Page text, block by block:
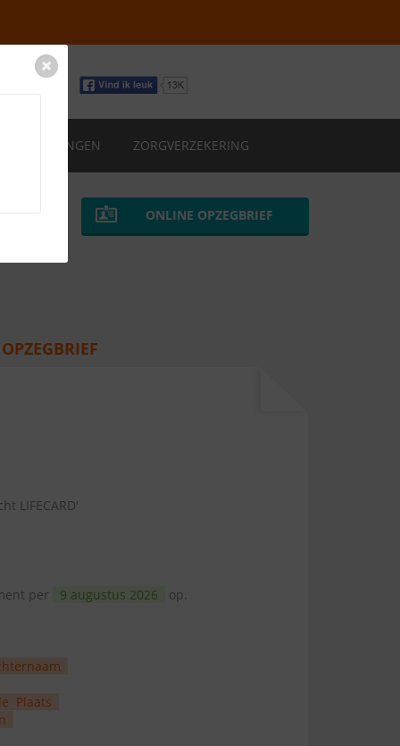
VERZEKERINGEN ZORGVERZEKERING
ONLINE OPZEGBRIEF
LIFECARD'
per 9 augustus 2026 op.
Plaats